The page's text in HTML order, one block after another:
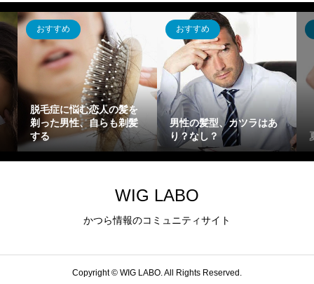
おすすめ
脱毛症に悩む恋人の髪を
剃った男性、自らも剃髪
する
おすすめ
男性の髪型、カツラはあ
り？なし？
WIG LABO
かつら情報のコミュニティサイト
Copyright © WIG LABO. All Rights Reserved.